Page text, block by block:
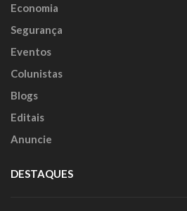
Economia
Segurança
Eventos
Colunistas
Blogs
Editais
Anuncie
DESTAQUES